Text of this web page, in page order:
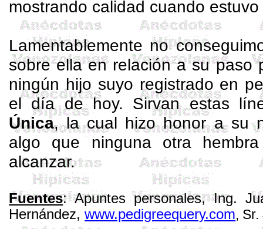
mostrando calidad cuando
Lamentablemente no
sobre ella en relación a su paso
ningún hijo suyo registrado en
el día de hoy. Sirvan estas
Única, la cual hizo honor a su
algo que ninguna otra
alcanzar.
Fuentes: Apuntes personales, Ing.
Hernández,www.pedigreequery.com,